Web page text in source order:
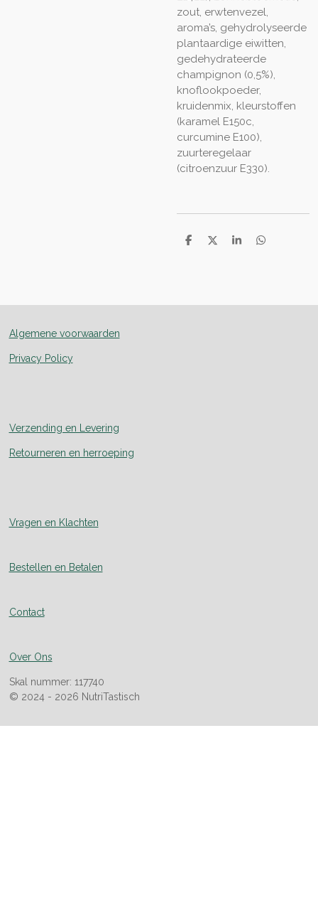
zout, erwtenvezel,
aroma’s, gehydrolyseerde
plantaardige eiwitten,
gedehydrateerde
champignon (0,5%),
knoflookpoeder,
kruidenmix, kleurstoffen
(karamel E150c,
curcumine E100),
zuurteregelaar
(citroenzuur E330).
D
D
S
D
Algemene voorwaarden
Privacy Policy
Verzending en Levering
Retourneren en herroeping
Vragen en Klachten
Bestellen en Betalen
Contact
Over Ons
Skal nummer: 117740
© 2024 - 2026 NutriTastisch